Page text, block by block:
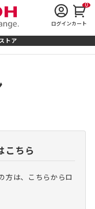
ログイン
0
カート
トア
こちら
方は、こちらからロ